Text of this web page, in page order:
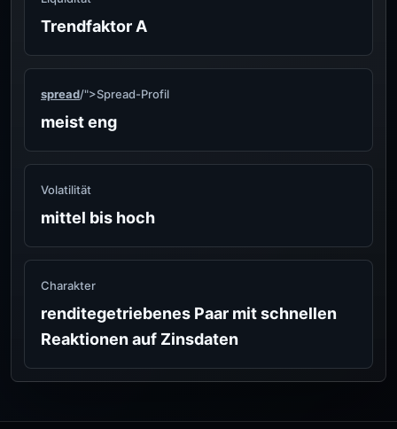
Trendfaktor A
spread/">Spread-Profil
meist eng
Volatilität
mittel bis hoch
Charakter
renditegetriebenes Paar mit schnellen
Reaktionen auf Zinsdaten